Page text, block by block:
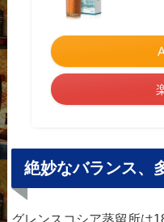
絶妙なバランス、